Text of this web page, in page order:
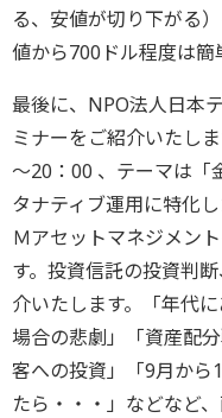
る、安値が切り下がる
値から700ドル程度は簡
最後に、NPO法人日本
ミナーをご紹介いたし
～20：00 、テーマは「
タナティブ運用に特化
Ｍアセットマネジメン
す。投資信託の投資判
介いたします。「年代
場合の悲劇」「資産配
客への投資」「9月から
たら・・・」などなど